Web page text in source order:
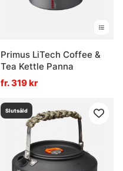
Primus LiTech Coffee &
Tea Kettle Panna
fr. 319 kr
Slutsåld